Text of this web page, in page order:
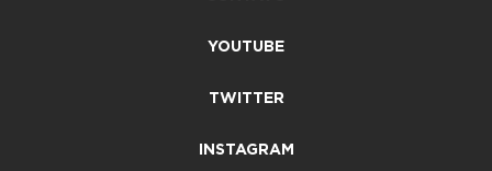
YOUTUBE
TWITTER
INSTAGRAM